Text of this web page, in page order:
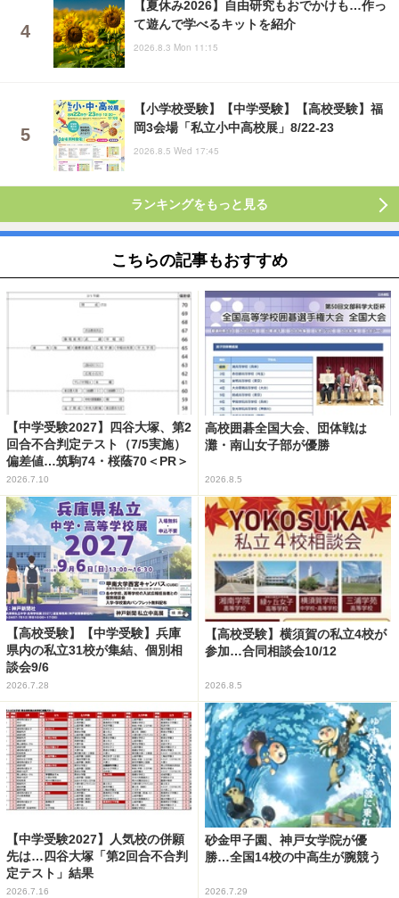
【夏休み2026】自由研究もおでかけも…作っ
て遊んで学べるキットを紹介
2026.8.3 Mon 11:15
【小学校受験】【中学受験】【高校受験】福
岡3会場「私立小中高校展」8/22-23
2026.8.5 Wed 17:45
ランキングをもっと見る
こちらの記事もおすすめ
【中学受験2027】四谷大塚、第2
回合不合判定テスト（7/5実施）
偏差値…筑駒74・桜蔭70＜PR＞
2026.7.10
高校囲碁全国大会、団体戦は
灘・南山女子部が優勝
2026.8.5
【高校受験】【中学受験】兵庫
県内の私立31校が集結、個別相
談会9/6
2026.7.28
【高校受験】横須賀の私立4校が
参加…合同相談会10/12
2026.8.5
【中学受験2027】人気校の併願
先は…四谷大塚「第2回合不合判
定テスト」結果
2026.7.16
砂金甲子園、神戸女学院が優
勝…全国14校の中高生が腕競う
2026.7.29